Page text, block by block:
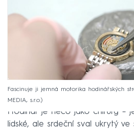
Fascinuje ji jemná motorika hodinářských
MEDIA, s.r.o.
Hodinář je něco jako chirurg –
lidské, ale srdeční sval ukrytý ve